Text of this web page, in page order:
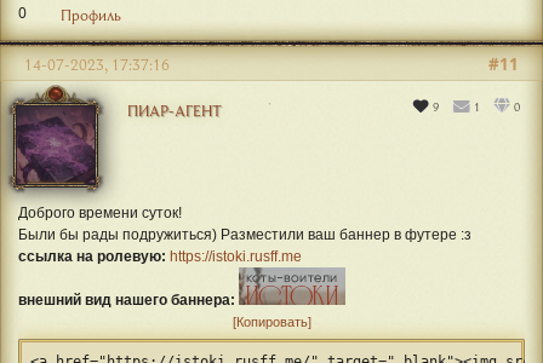
0 Профиль
ПИАР-АГЕНТ 9 1 0
#11
14-07-2023, 17:37:16
Доброго времени суток!
Были бы рады подружиться) Разместили ваш баннер в футере :з
ссылка на ролевую: https://istoki.rusff.me
внешний вид нашего баннера:
Копировать